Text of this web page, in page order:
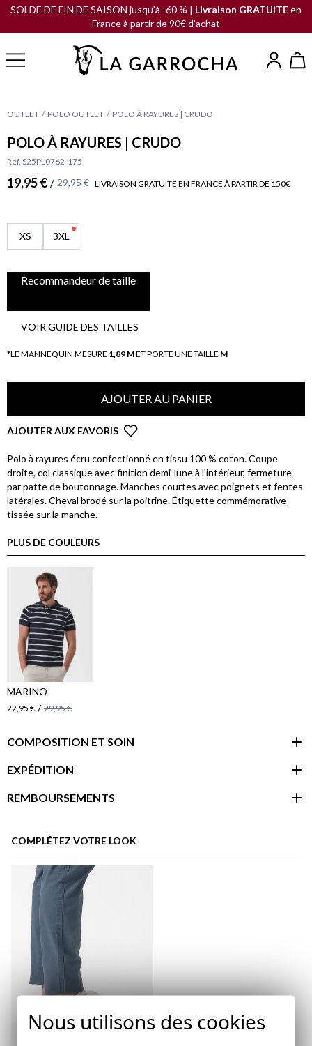
SOLDE DE FIN DE SAISON jusqu'à -60 % | Livraison GRATUITEen
France à partir de 90€ d'achat
OUTLET POLO OUTLET POLO À RAYURES | CRUDO
POLO À RAYURES | CRUDO
Ref. S25PL0762-175
19,95 € / 29,95 € LIVRAISON GRATUITE EN FRANCE À PARTIR DE 150€
XS 3XL
Recommandeur de taille
VOIR GUIDE DES TAILLES
*LE MANNEQUIN MESURE 1,89 MET PORTE UNE TAILLE M
AJOUTER AU PANIER
AJOUTER AUX FAVORIS
Polo à rayures écru confectionné en tissu 100 % coton. Coupe
droite, col classique avec finition demi-lune à l'intérieur, fermeture
par patte de boutonnage. Manches courtes avec poignets et fentes
latérales. Cheval brodé sur la poitrine. Étiquette commémorative
tissée sur la manche.
PLUS DE COULEURS
MARINO
22,95 € / 29,95 €
COMPOSITION ET SOIN
EXPÉDITION
Politique d'expédition
REMBOURSEMENTS
ici
COMPLÉTEZ VOTRE LOOK
Nous utilisons des cookies